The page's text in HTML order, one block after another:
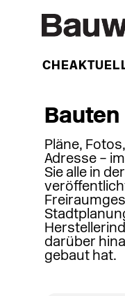
WOCHE
Bauten
Pläne,
Adresse –
Sie alle in
darüber
gebaut hat.